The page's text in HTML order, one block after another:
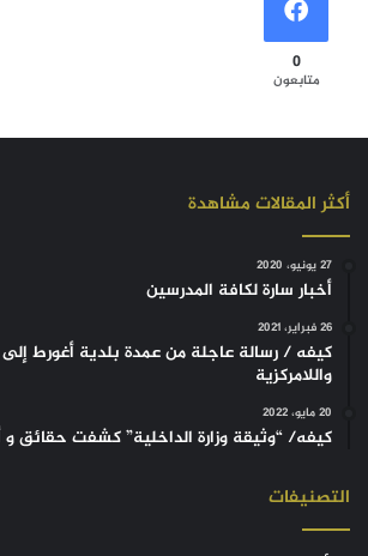
0
متابعون
أكثر المقالات مشاهدة
27 يونيو، 2020
أخبار سارة لكافة المدرسين
26 فبراير، 2021
كيفه / رسالة عاجلة من عمدة بلدية أغورط إلى
واللامركزية
20 مايو، 2022
كيفه/ “وثيقة وزارة الداخلية” كشفت حقائق
التصنيفات